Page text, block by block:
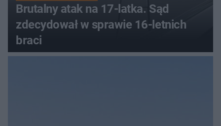
Brutalny atak na 17-latka. Sąd
zdecydował w sprawie 16-letnich
braci